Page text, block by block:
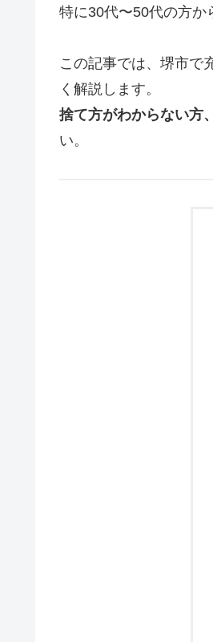
特に30代〜50代の方か
この記事では、堺市で
く解説します。
捨て方がわからない方
い。